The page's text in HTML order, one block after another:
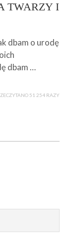
TWARZY I
dbam o urodę
dbam …
51 254 RAZY